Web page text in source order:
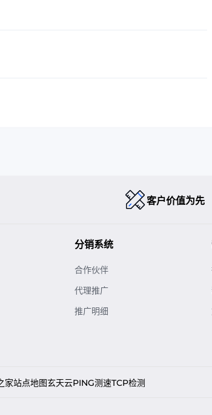
客户价值为先
分销系统
合作伙伴
代理推广
推广明细
家站点地图玄天云PING测速TCP检测